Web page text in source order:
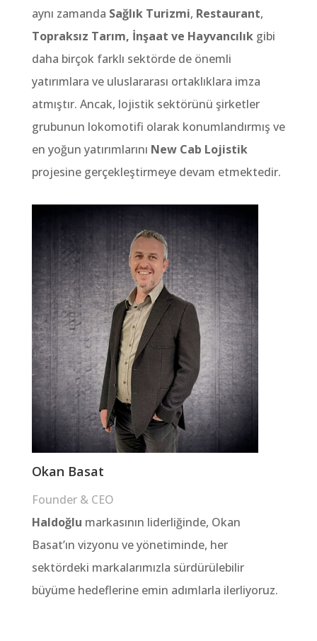
aynı zamanda Sağlık Turizmi, Restaurant,
Topraksız Tarım, İnşaat ve Hayvancılıkgibi
daha birçok farklı sektörde de önemli
yatırımlara ve uluslararası ortaklıklara imza
atmıştır. Ancak, lojistik sektörünü şirketler
grubunun lokomotifi olarak konumlandırmış ve
en yoğun yatırımlarını New Cab Lojistik
projesine gerçekleştirmeye devam etmektedir.
Okan Basat
Founder & CEO
Haldoğlu markasının liderliğinde, Okan
Basat’ın vizyonu ve yönetiminde, her
sektördeki markalarımızla sürdürülebilir
büyüme hedeflerine emin adımlarla ilerliyoruz.